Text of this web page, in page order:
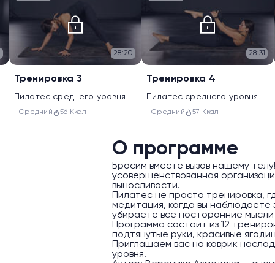
28:20
Тренировка 3
Пилатес среднего уровня
Средний 56 Ккал
28:31
Тренировка 4
Пилатес среднего уровня
Средний 57 Ккал
О программе
Бросим вместе вызов нашему
усовершенствованная
выносливости.
Пилатес не просто тренировка,
медитация, когда вы наблюдаете
убираете все посторонние
Программа состоит из 12
подтянутые руки, красивые
Приглашаем вас на коврик
уровня.